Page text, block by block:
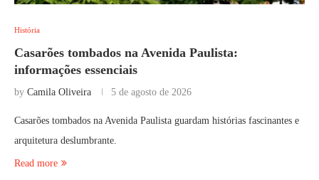
História
Casarões tombados na Avenida Paulista:
informações essenciais
by Camila Oliveira 5 de agosto de 2026
Casarões tombados na Avenida Paulista guardam histórias fascinantes e
arquitetura deslumbrante.
Read more